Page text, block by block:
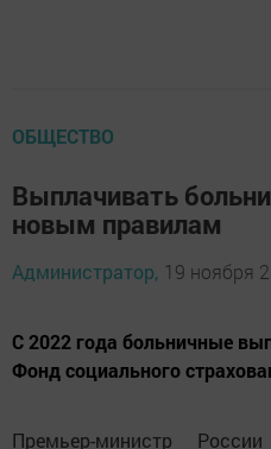
ОБЩЕСТВО
Выплачивать
новым правилам
Администратор, 19 ноября
С 2022 года больничные
Фонд социального
Премьер-министр